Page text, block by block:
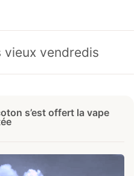
vieux vendredis
s’est offert la vape